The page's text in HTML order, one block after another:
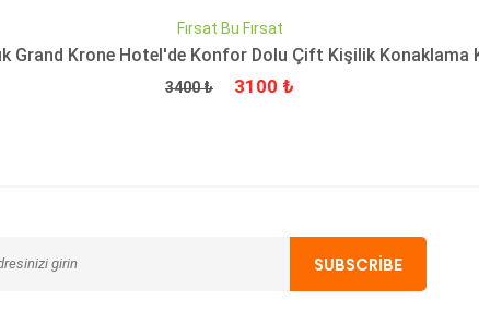
QUICKVIEW
Fırsat Bu Fırsat
Grand Krone Hotel'de Konfor Dolu Çift Kişilik Konaklama
Fiyat
3400 ₺ İndirimli Fiyat
3100 ₺